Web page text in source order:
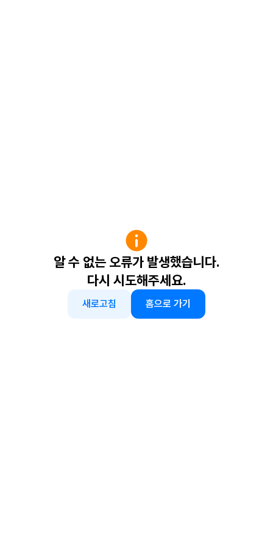
알 수 없는 오류가 발생했습니다.
다시 시도해주세요.
새로고침 홈으로 가기